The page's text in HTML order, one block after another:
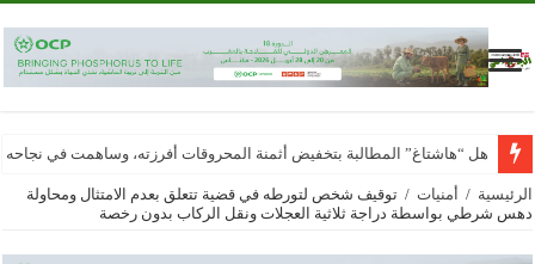
هل “هاشتاغ” المطالبة بتخفيض أثمنة المحروقات أفرزته، وساهمت في
الرئيسية / أمنيات / توقيف شخص لتورطه في قضية تتعلق بعدم الامتثال ومحاولة
دهس شرطي بواسطة دراجة ثلاثية العجلات ونقل الركاب بدون رخصة